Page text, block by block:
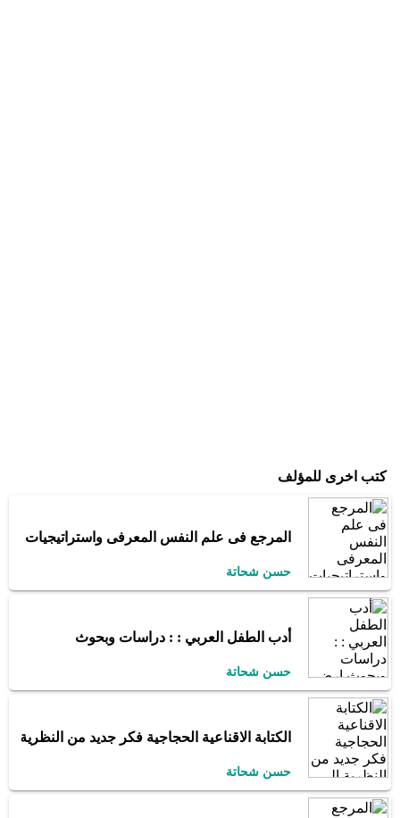
كتب اخرى للمؤلف
المرجع فى علم النفس المعرفى واستراتيجيات
حسن شحاتة
أدب الطفل العربي : : دراسات وبحوث
حسن شحاتة
الكتابة الاقناعية الحجاجية فكر جديد من النظرية
حسن شحاتة